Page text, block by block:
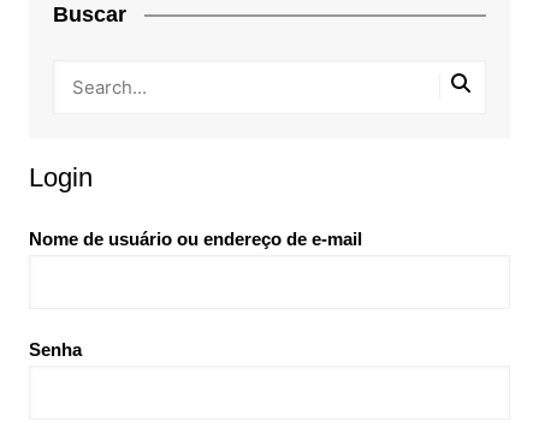
Buscar
Login
Nome de usuário ou endereço de e-mail
Senha